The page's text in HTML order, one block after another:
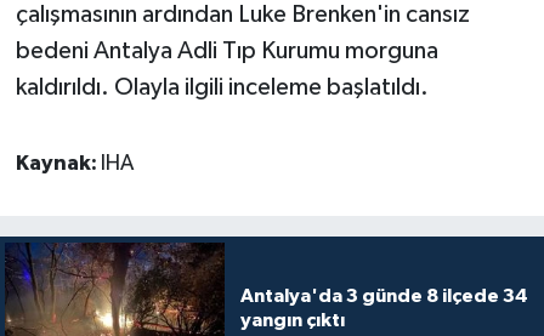
çalışmasının ardından Luke Brenken'in cansız
bedeni Antalya Adli Tıp Kurumu morguna
kaldırıldı. Olayla ilgili inceleme başlatıldı.
Kaynak: IHA
Antalya'da 3 günde 8 ilçede 34
yangın çıktı